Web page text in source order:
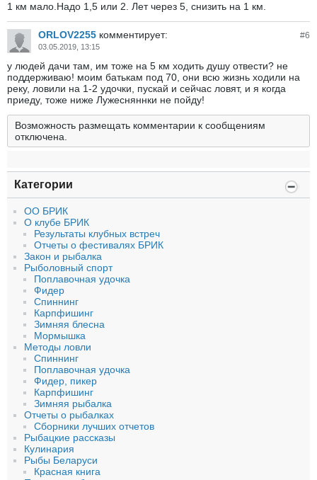
1 км мало.Надо 1,5 или 2. Лет через 5, снизить на 1 км.
#6
ORLOV2255 комментирует:
03.05.2019, 13:15
у людей дачи там, им тоже на 5 км ходить душу отвести? не
поддерживаю! моим батькам под 70, они всю жизнь ходили на
реку, ловили на 1-2 удочки, пускай и сейчас ловят, и я когда
приеду, тоже ниже Лужесняннки не пойду!
Возможность размещать комментарии к сообщениям
отключена.
Категории
ОО БРИК
О клубе БРИК
Результаты клубных встреч
Отчеты о фестивалях БРИК
Закон и рыбалка
Рыболовный спорт
Поплавочная удочка
Фидер
Спиннинг
Карпфишинг
Зимняя блесна
Мормышка
Методы ловли
Спиннинг
Поплавочная удочка
Фидер, пикер
Карпфишинг
Зимняя рыбалка
Отчеты о рыбалках
Сборники лучших отчетов
Рыбацкие рассказы
Кулинария
Рыбы Беларуси
Красная книга